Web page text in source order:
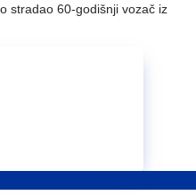
stradao 60-godišnji vozač iz